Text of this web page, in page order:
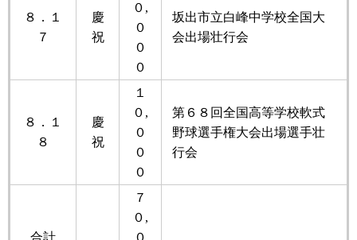
８．１
７
慶
祝
０,
０
０
０
坂出市立白峰中学校全国大
会出場壮行会
８．１
８
慶
祝
１
０,
０
０
０
第６８回全国高等学校軟式
野球選手権大会出場選手壮
行会
７
０,